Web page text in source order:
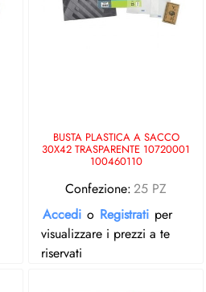
BUSTA PLASTICA A SACCO
30X42 TRASPARENTE 10720001
100460110
Confezione:25 PZ
Accedi o Registrati per
visualizzare i prezzi a te
riservati